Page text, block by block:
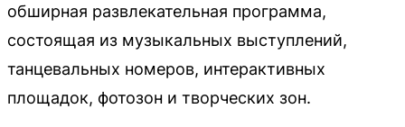
обширная развлекательная программа,
состоящая из музыкальных выступлений,
танцевальных номеров, интерактивных
площадок, фотозон и творческих зон.